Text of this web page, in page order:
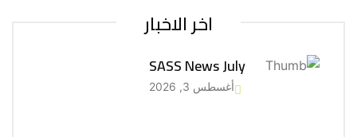
اخر الاخبار
SASS News July
أغسطس 3, 2026